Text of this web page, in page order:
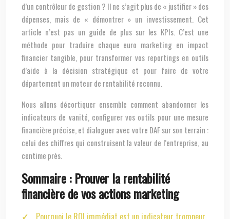
d’un contrôleur de gestion ? Il ne s’agit plus de « justifier » des
dépenses, mais de « démontrer » un investissement. Cet
article n’est pas un guide de plus sur les KPIs. C’est une
méthode pour traduire chaque euro marketing en impact
financier tangible, pour transformer vos reportings en outils
d’aide à la décision stratégique et pour faire de votre
département un moteur de rentabilité reconnu.
Nous allons décortiquer ensemble comment abandonner les
indicateurs de vanité, configurer vos outils pour une mesure
financière précise, et dialoguer avec votre DAF sur son terrain :
celui des chiffres qui construisent la valeur de l’entreprise, au
centime près.
Sommaire : Prouver la rentabilité
financière de vos actions marketing
Pourquoi le ROI immédiat est un indicateur trompeur